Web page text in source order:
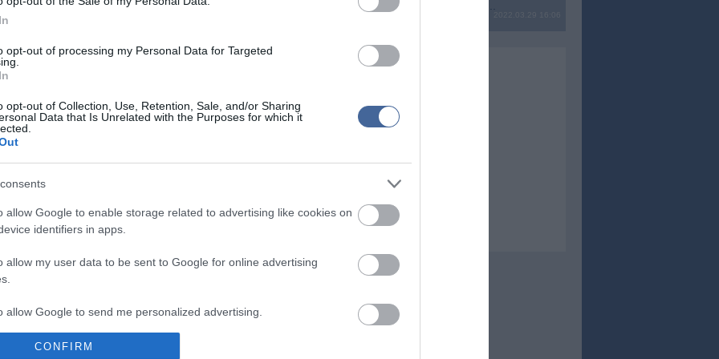
opt-out of processing my Personal Data for Targeted
opt-out of Collection, Use, Retention, Sale, and/or Sharing
Data that Is Unrelated with the Purposes for which it
allow Google to enable storage related to advertising like cookies on
identifiers in apps.
allow my user data to be sent to Google for online advertising
allow Google to send me personalized advertising.
allow Google to enable storage related to analytics like cookies on
CONFIRM
és Aleppót visszacsatolná az "oszmán
attól tart, hogy a szíriai kormányerők újabb
el. Victoria Nuland külügyi szóvivő csütörtökön
megbízható jelentések szerint harckocsioszlopok
fokozta a fegyveres lázadók eltiprását célzó
közlése szerint szíriai katonák megöltek
egy hároméves kisfiút a határon, amikor tüzet
menekülőre. Két szíriai átjutott a két országot
Jordániában eddig már több mint 140 ezer
Mit szólsz? Ide minden baromságot...